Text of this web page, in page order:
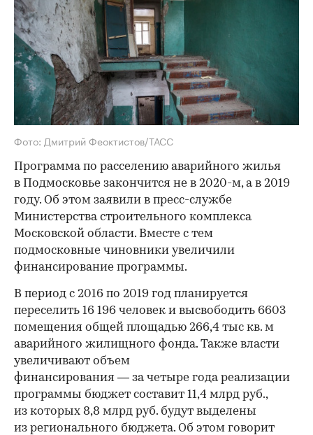
Фото: Дмитрий Феоктистов/ТАСС
Программа по расселению аварийного жилья
в Подмосковье закончится не в 2020-м, а в 2019
году. Об этом заявили в пресс-службе
Министерства строительного комплекса
Московской области. Вместе с тем
подмосковные чиновники увеличили
финансирование программы.
В период с 2016 по 2019 год планируется
переселить 16 196 человек и высвободить 6603
помещения общей площадью 266,4 тыс кв. м
аварийного жилищного фонда. Также власти
увеличивают объем
финансирования — за четыре года реализации
программы бюджет составит 11,4 млрд руб.,
из которых 8,8 млрд руб. будут выделены
из регионального бюджета. Об этом говорит